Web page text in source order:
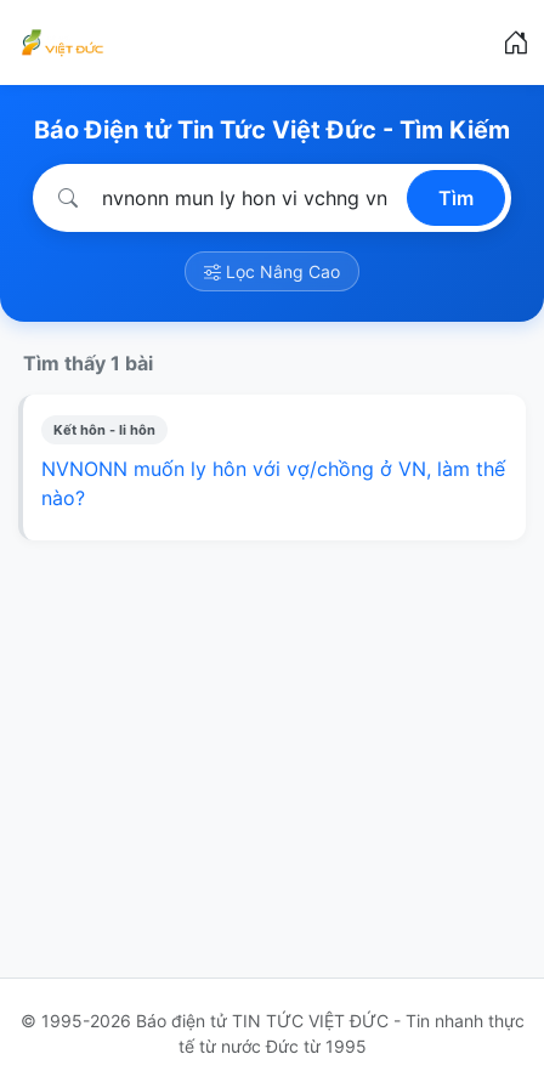
Báo Điện tử Tin Tức Việt Đức - Tìm Kiếm
Tìm
Lọc Nâng Cao
Tìm thấy 1 bài
Kết hôn - li hôn
NVNONN muốn ly hôn với vợ/chồng ở VN, làm thế
nào?
© 1995-2026 Báo điện tử TIN TỨC VIỆT ĐỨC - Tin nhanh thực
tế từ nước Đức từ 1995